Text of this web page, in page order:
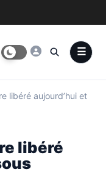
libéré aujourd’hui et
libéré